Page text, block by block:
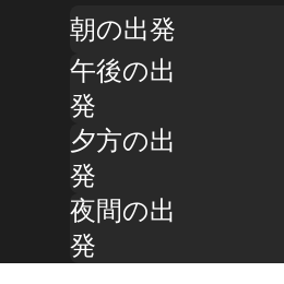
朝の出発
午後の出
発
夕方の出
発
夜間の出
発